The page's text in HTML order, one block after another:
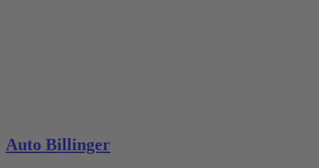
Auto Billinger